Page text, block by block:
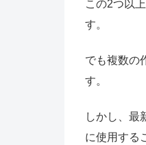
この2つ以
す。
でも複数の
す。
しかし、最
に使用する